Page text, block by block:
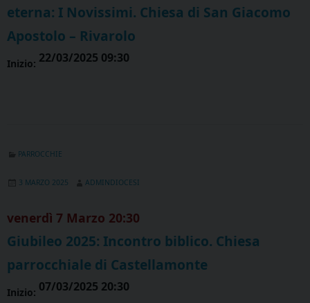
eterna: I Novissimi. Chiesa di San Giacomo
Apostolo – Rivarolo
Inizio: 22/03/2025 09:30
PARROCCHIE
3 MARZO 2025 ADMINDIOCESI
venerdì 7 Marzo 20:30
Giubileo 2025: Incontro biblico. Chiesa
parrocchiale di Castellamonte
Inizio: 07/03/2025 20:30